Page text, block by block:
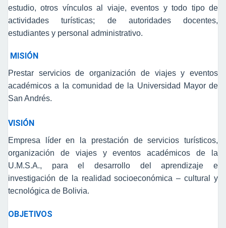
estudio, otros vínculos al viaje, eventos y todo tipo de
actividades turísticas; de autoridades docentes,
estudiantes y personal administrativo.
MISIÓN
Prestar servicios de organización de viajes y eventos
académicos a la comunidad de la Universidad Mayor de
San Andrés.
VISIÓN
Empresa líder en la prestación de servicios turísticos,
organización de viajes y eventos académicos de la
U.M.S.A., para el desarrollo del aprendizaje e
investigación de la realidad socioeconómica – cultural y
tecnológica de Bolivia.
OBJETIVOS